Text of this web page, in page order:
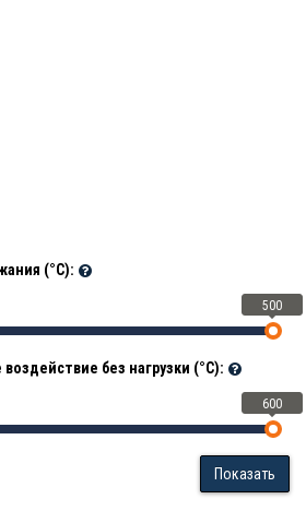
(°С):
500
без нагрузки (°С):
600
Показать